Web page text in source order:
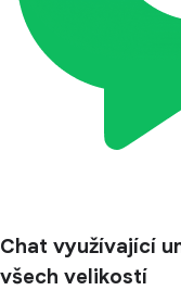
Chat využívající
všech velikostí